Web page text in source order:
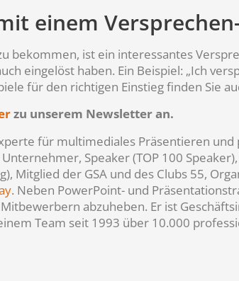
einem
ist ein interessantes
eingelöst haben. Ein Beispiel: „Ich
für den richtigen Einstieg finden Sie
zu unserem Newsletter an.
für multimediales Präsentieren
Speaker (TOP 100
Mitglied der GSA und des Clubs 55,
. Neben PowerPoint- und
abzuheben. Er ist
Team seit 1993 über 10.000